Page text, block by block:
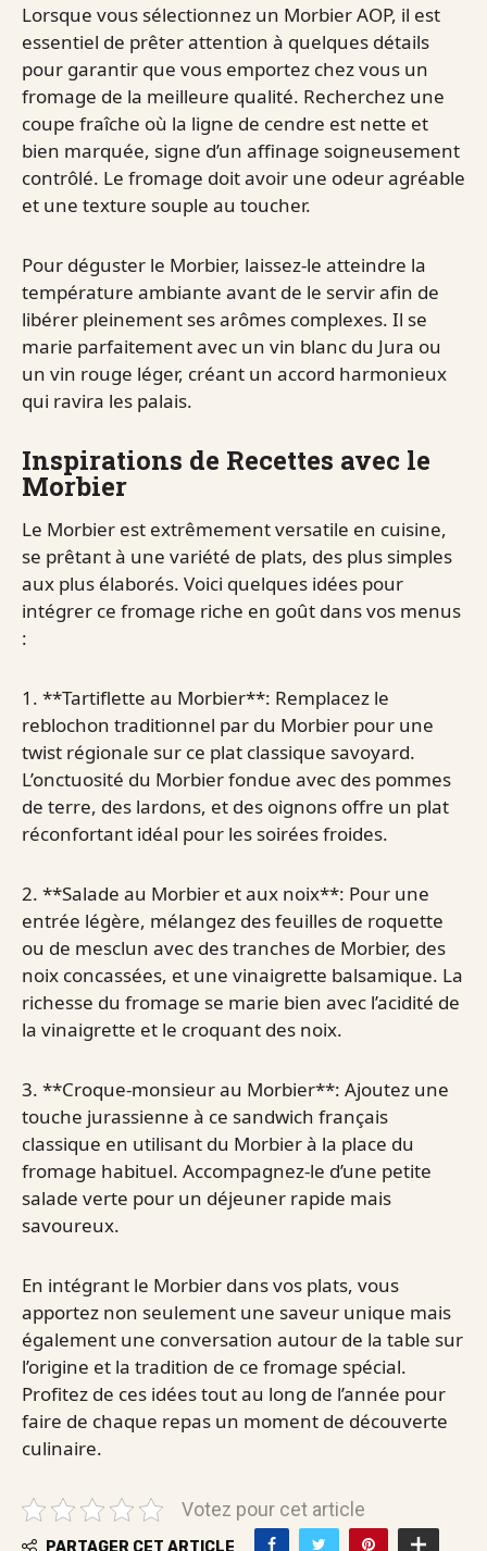
Lorsque vous sélectionnez un Morbier AOP, il est
essentiel de prêter attention à quelques détails
pour garantir que vous emportez chez vous un
fromage de la meilleure qualité. Recherchez une
coupe fraîche où la ligne de cendre est nette et
bien marquée, signe d’un affinage soigneusement
contrôlé. Le fromage doit avoir une odeur agréable
et une texture souple au toucher.
Pour déguster le Morbier, laissez-le atteindre la
température ambiante avant de le servir afin de
libérer pleinement ses arômes complexes. Il se
marie parfaitement avec un vin blanc du Jura ou
un vin rouge léger, créant un accord harmonieux
qui ravira les palais.
Inspirations de Recettes avec le
Morbier
Le Morbier est extrêmement versatile en cuisine,
se prêtant à une variété de plats, des plus simples
aux plus élaborés. Voici quelques idées pour
intégrer ce fromage riche en goût dans vos menus
:
1. **Tartiflette au Morbier**: Remplacez le
reblochon traditionnel par du Morbier pour une
twist régionale sur ce plat classique savoyard.
L’onctuosité du Morbier fondue avec des pommes
de terre, des lardons, et des oignons offre un plat
réconfortant idéal pour les soirées froides.
2. **Salade au Morbier et aux noix**: Pour une
entrée légère, mélangez des feuilles de roquette
ou de mesclun avec des tranches de Morbier, des
noix concassées, et une vinaigrette balsamique. La
richesse du fromage se marie bien avec l’acidité de
la vinaigrette et le croquant des noix.
3. **Croque-monsieur au Morbier**: Ajoutez une
touche jurassienne à ce sandwich français
classique en utilisant du Morbier à la place du
fromage habituel. Accompagnez-le d’une petite
salade verte pour un déjeuner rapide mais
savoureux.
En intégrant le Morbier dans vos plats, vous
apportez non seulement une saveur unique mais
également une conversation autour de la table sur
l’origine et la tradition de ce fromage spécial.
Profitez de ces idées tout au long de l’année pour
faire de chaque repas un moment de découverte
culinaire.
Votez pour cet article
PARTAGER CET ARTICLE